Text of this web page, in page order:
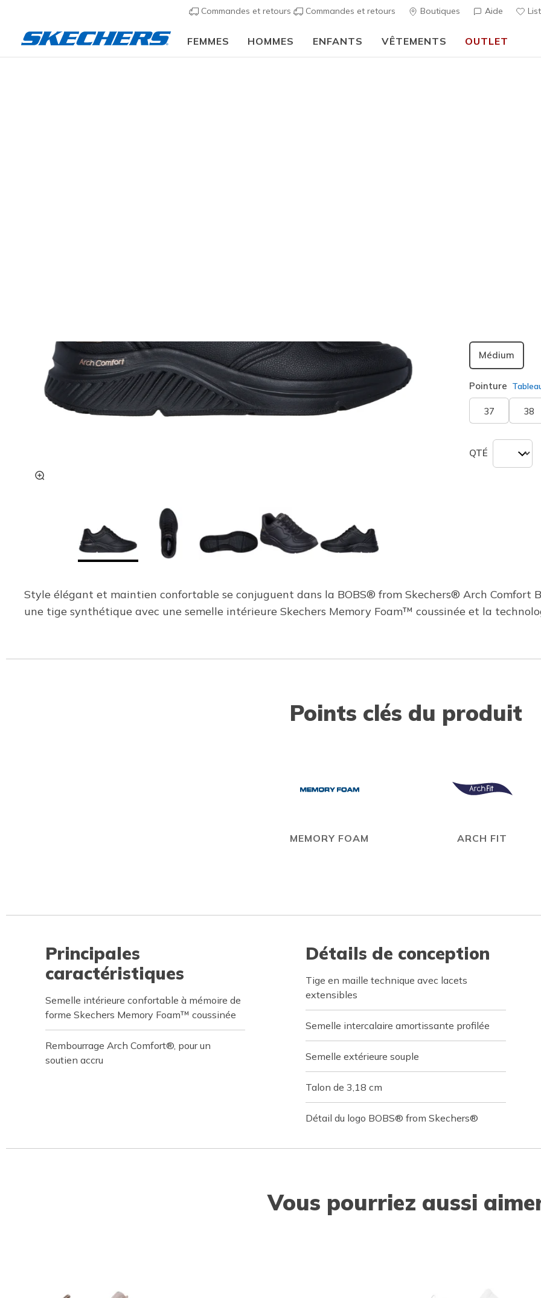
Commandes et retours Commandes et retours Boutiques Aide
FEMMES HOMMES ENFANTS VÊTEMENTS OUTLET
Médium
Pointure
37 38
QTÉ
Style élégant et maintien confortable se conjuguent dans la BOBS® from Skechers® Arch Comfort
une tige synthétique avec une semelle intérieure Skechers Memory Foam™ coussinée et la
Points clés du produit
MEMORY FOAM ARCH FIT
Principales
caractéristiques
Semelle intérieure confortable à mémoire de
forme Skechers Memory Foam™ coussinée
Rembourrage Arch Comfort®, pour un
soutien accru
Détails de conception
Tige en maille technique avec lacets
extensibles
Semelle intercalaire amortissante profilée
Semelle extérieure souple
Talon de 3,18 cm
Détail du logo BOBS® from Skechers®
Vous pourriez aussi